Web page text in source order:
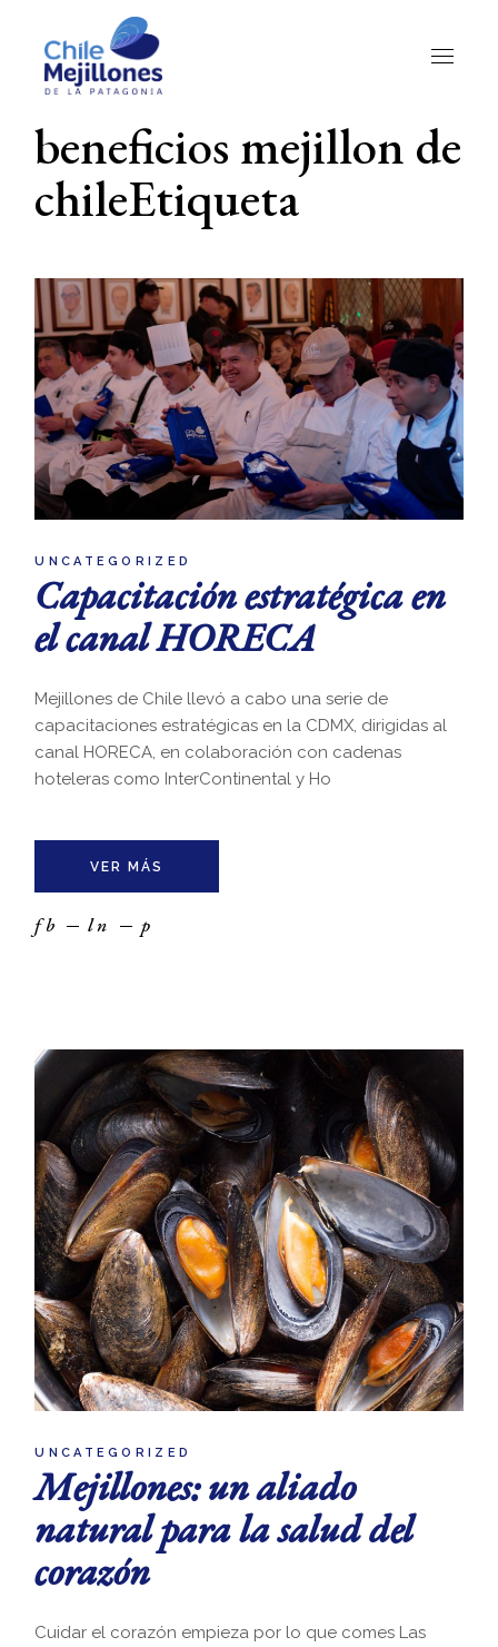
content
beneficios mejillon de
chileEtiqueta
UNCATEGORIZED
Capacitación estratégica en
el canal HORECA
Mejillones de Chile llevó a cabo una serie de
capacitaciones estratégicas en la CDMX, dirigidas al
canal HORECA, en colaboración con cadenas
hoteleras como InterContinental y Ho
VER MÁS
fb ln p
UNCATEGORIZED
Mejillones: un aliado
natural para la salud del
corazón
Cuidar el corazón empieza por lo que comes Las